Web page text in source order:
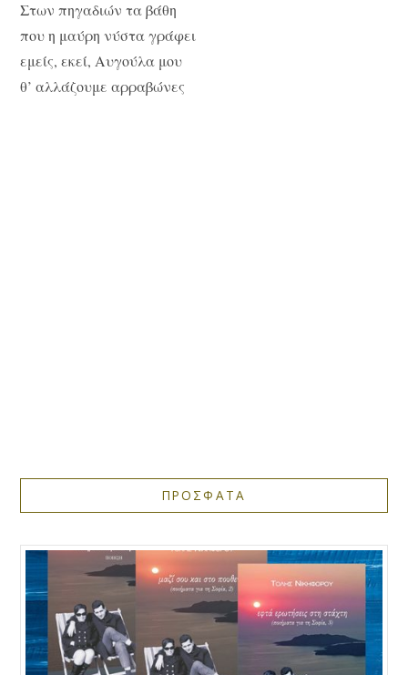
Στων πηγαδιών τα βάθη
που η μαύρη νύστα γράφει
εμείς, εκεί, Αυγούλα μου
θ’ αλλάζουμε αρραβώνες
ΠΡΟΣΦΑΤΑ